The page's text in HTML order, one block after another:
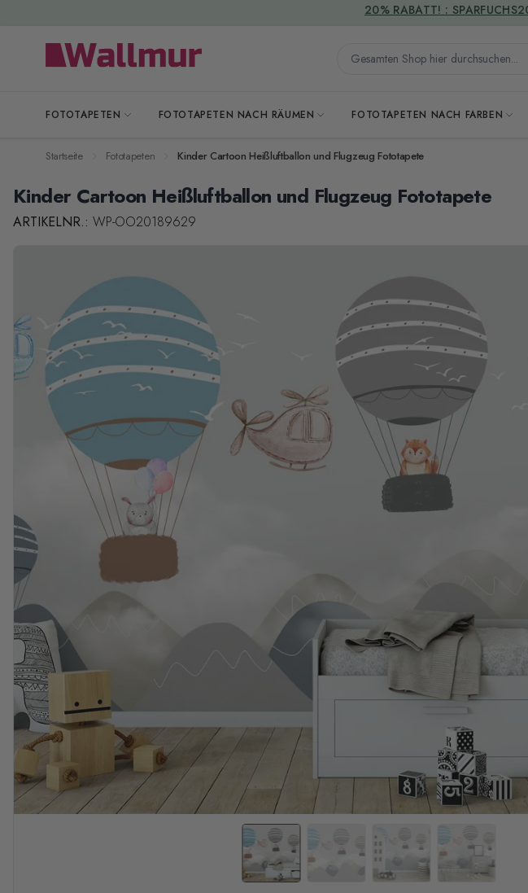
Gesamten Shop hier durchsuchen...
FOTOTAPETEN FOTOTAPETEN NACH RÄUMEN FOTOTAPETEN NACH FARBEN
VERSANDKOSTENFREI
Startseite Fototapeten Kinder Cartoon Heißluftballon und Flugzeug Fototapete
Kinder Cartoon Heißluftballon und Flugzeug Fototapete
ARTIKELNR.: WP-OO20189629